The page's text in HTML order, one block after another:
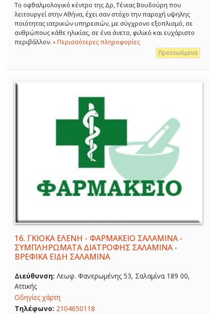
Το οφθαλμολογικό κέντρο της Δρ, Τένιας Βουδούρη που
λειτουργεί στην Αθήνα, έχει σαν στόχο την παροχή υψηλης
ποιότητας ιατρικών υπηρεσιών, με σύγχρονο εξοπλισμό, σε
ανθρώπους κάθε ηλικίας, σε ένα άνετο, φιλικό και ευχάριστο
περιβάλλον. » Περισσότερες πληροφορίες
Προτεινόμενα
16. ΓΚΙΟΚΑ ΕΛΕΝΗ - ΦΑΡΜΑΚΕΙΟ ΣΑΛΑΜΙΝΑ -
ΣΥΜΠΛΗΡΩΜΑΤΑ ΔΙΑΤΡΟΦΗΣ ΣΑΛΑΜΙΝΑ -
ΒΡΕΦΙΚΑ ΕΙΔΗ ΣΑΛΑΜΙΝΑ
Διεύθυνση: Λεωφ. Φανερωμένης 53, Σαλαμίνα 189 00,
Αττικής
Οδηγίες χάρτη
Τηλέφωνο: 2104650118